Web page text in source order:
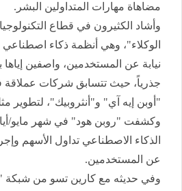
مضاهاة مهارات المتداولين البشر.
وأشاد الكثيرون في قطاع
الوكلاء"، وهي أنظمة ذكاء اصطناعي
نيابة عن المستخدمين، واصفين إياها
جذرياً، حيث تتسابق شركات عملاقة
"أوبن إيه آي" و"أنثروبيك"، لتطوير
وكشفت "روبن هود" في شهر مايو/
الذكاء الاصطناعي تداول الأسهم
عن المستخدمين.
وفي حديثه مع كارين تسو من